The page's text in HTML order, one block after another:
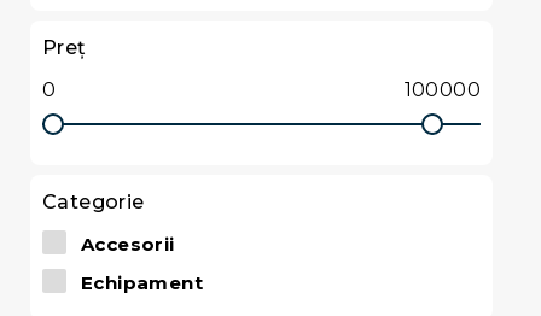
Preţ
Categorie
Accesorii
Echipament